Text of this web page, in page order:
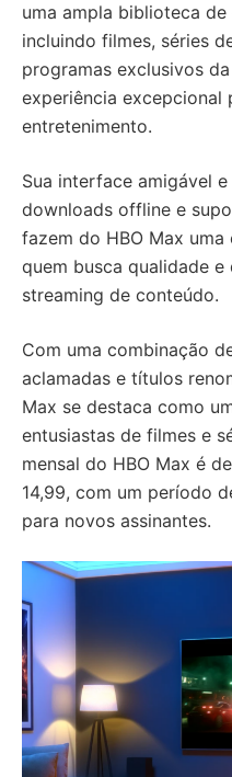
uma ampla biblioteca
incluindo filmes, séries
programas exclusivos
experiência excepcional
entretenimento.
Sua interface amigável
downloads offline e
fazem do HBO Max
quem busca qualidade
streaming de conteúdo.
Com uma combinação
aclamadas e títulos
Max se destaca como
entusiastas de filmes e
mensal do HBO Max é
14,99, com um período
para novos assinantes.